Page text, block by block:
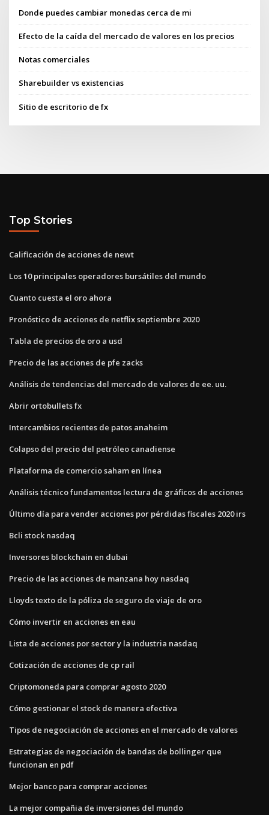
Donde puedes cambiar monedas cerca de mi
Efecto de la caída del mercado de valores en los precios
Notas comerciales
Sharebuilder vs existencias
Sitio de escritorio de fx
Top Stories
Calificación de acciones de newt
Los 10 principales operadores bursátiles del mundo
Cuanto cuesta el oro ahora
Pronóstico de acciones de netflix septiembre 2020
Tabla de precios de oro a usd
Precio de las acciones de pfe zacks
Análisis de tendencias del mercado de valores de ee. uu.
Abrir ortobullets fx
Intercambios recientes de patos anaheim
Colapso del precio del petróleo canadiense
Plataforma de comercio saham en línea
Análisis técnico fundamentos lectura de gráficos de acciones
Último día para vender acciones por pérdidas fiscales 2020 irs
Bcli stock nasdaq
Inversores blockchain en dubai
Precio de las acciones de manzana hoy nasdaq
Lloyds texto de la póliza de seguro de viaje de oro
Cómo invertir en acciones en eau
Lista de acciones por sector y la industria nasdaq
Cotización de acciones de cp rail
Criptomoneda para comprar agosto 2020
Cómo gestionar el stock de manera efectiva
Tipos de negociación de acciones en el mercado de valores
Estrategias de negociación de bandas de bollinger que
funcionan en pdf
Mejor banco para comprar acciones
La mejor compañia de inversiones del mundo